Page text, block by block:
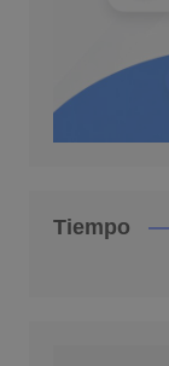
Tiempo